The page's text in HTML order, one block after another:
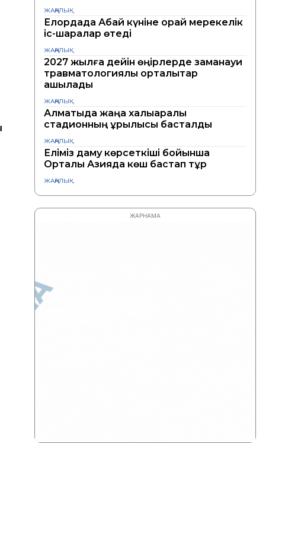
ЖАҢАЛЫҚ
Елордада Абай күніне орай мерекелік
іс-шаралар өтеді
ЖАҢАЛЫҚ
2027 жылға дейін өңірлерде заманауи
травматологиялық орталықтар
ашылады
ЖАҢАЛЫҚ
Алматыда жаңа халықаралық
стадионның құрылысы басталды
ЖАҢАЛЫҚ
Еліміз даму көрсеткіші бойынша
Орталық Азияда көш бастап тұр
ЖАҢАЛЫҚ
ЖАРНАМА